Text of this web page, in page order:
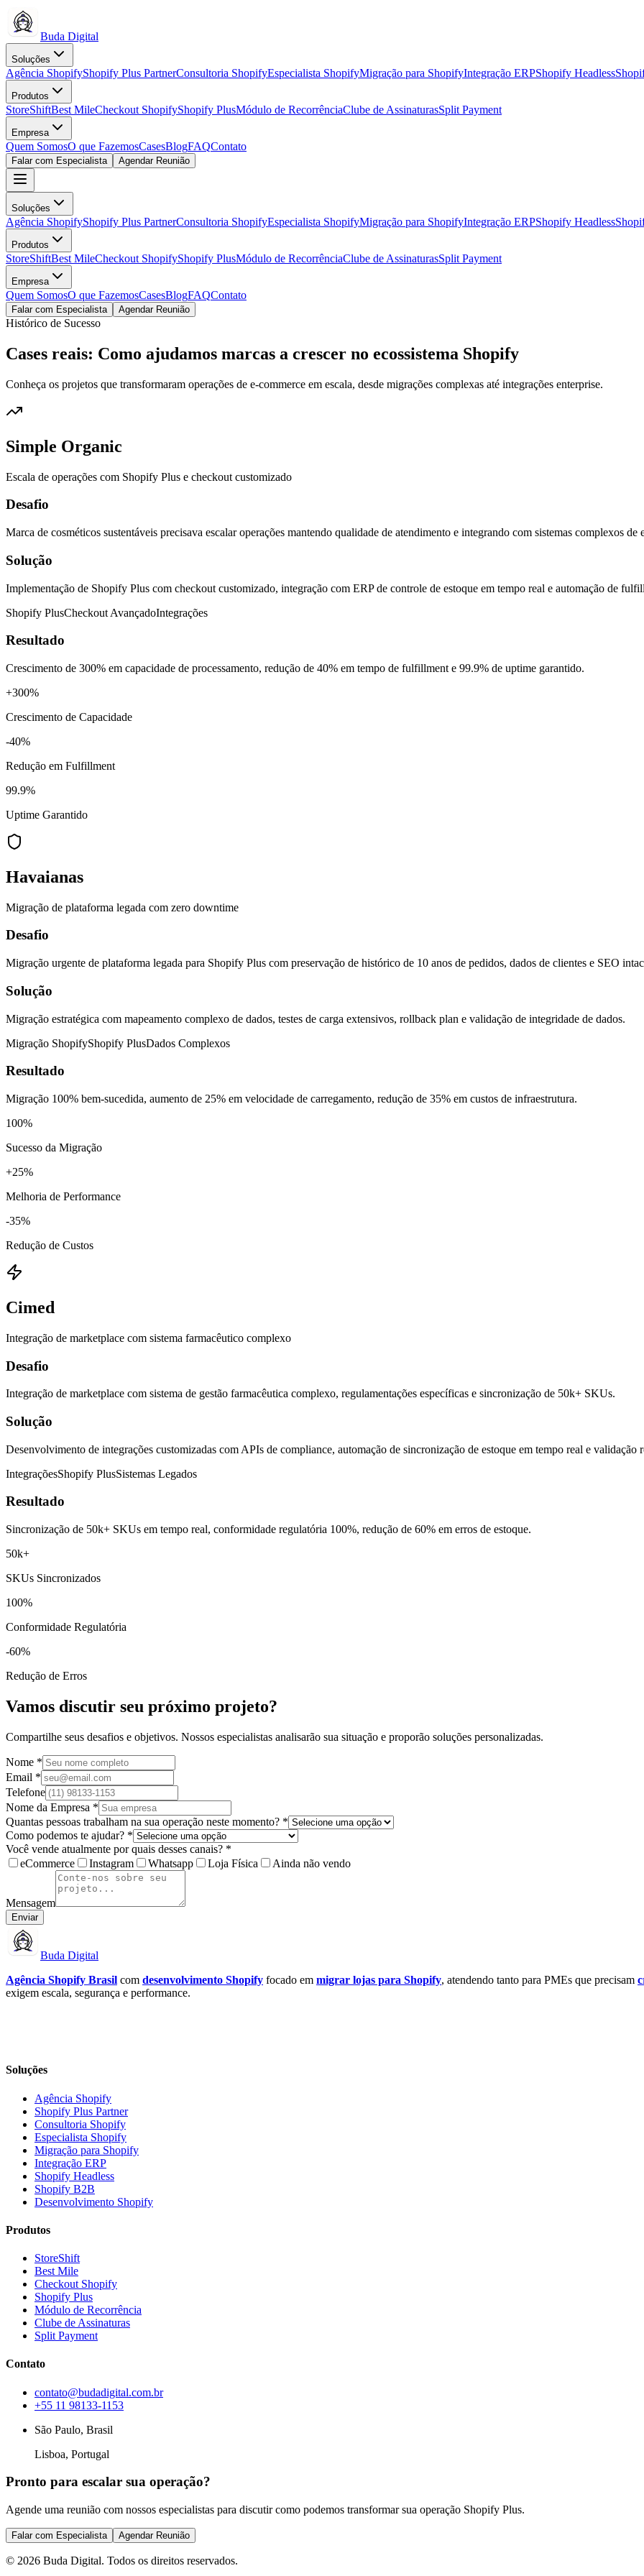
Buda Digital
Soluções
Agência ShopifyShopify Plus PartnerConsultoria ShopifyEspecialista ShopifyMigração para ShopifyIntegração ERPShopify Headless
Produtos
StoreShiftBest MileCheckout ShopifyShopify PlusMódulo de RecorrênciaClube de AssinaturasSplit Payment
Empresa
Quem SomosO que FazemosCasesBlogFAQContato
Falar com Especialista Agendar Reunião
Soluções
Agência ShopifyShopify Plus PartnerConsultoria ShopifyEspecialista ShopifyMigração para ShopifyIntegração ERPShopify Headless
Produtos
StoreShiftBest MileCheckout ShopifyShopify PlusMódulo de RecorrênciaClube de AssinaturasSplit Payment
Empresa
Quem SomosO que FazemosCasesBlogFAQContato
Falar com Especialista Agendar Reunião
Histórico de Sucesso
Cases reais: Como ajudamos marcas a crescer no ecossistema Shopify
Conheça os projetos que transformaram operações de e-commerce em escala, desde migrações complexas até integrações enterprise.
Simple Organic
Escala de operações com Shopify Plus e checkout customizado
Desafio
Marca de cosméticos sustentáveis precisava escalar operações mantendo qualidade de atendimento e integrando com sistemas complexos de
Solução
Implementação de Shopify Plus com checkout customizado, integração com ERP de controle de estoque em tempo real e automação de
Shopify PlusCheckout AvançadoIntegrações
Resultado
Crescimento de 300% em capacidade de processamento, redução de 40% em tempo de fulfillment e 99.9% de uptime garantido.
+300%
Crescimento de Capacidade
-40%
Redução em Fulfillment
99.9%
Uptime Garantido
Havaianas
Migração de plataforma legada com zero downtime
Desafio
Migração urgente de plataforma legada para Shopify Plus com preservação de histórico de 10 anos de pedidos, dados de clientes e SEO
Solução
Migração estratégica com mapeamento complexo de dados, testes de carga extensivos, rollback plan e validação de integridade de dados.
Migração ShopifyShopify PlusDados Complexos
Resultado
Migração 100% bem-sucedida, aumento de 25% em velocidade de carregamento, redução de 35% em custos de infraestrutura.
100%
Sucesso da Migração
+25%
Melhoria de Performance
-35%
Redução de Custos
Cimed
Integração de marketplace com sistema farmacêutico complexo
Desafio
Integração de marketplace com sistema de gestão farmacêutica complexo, regulamentações específicas e sincronização de 50k+ SKUs.
Solução
Desenvolvimento de integrações customizadas com APIs de compliance, automação de sincronização de estoque em tempo real e validação
IntegraçõesShopify PlusSistemas Legados
Resultado
Sincronização de 50k+ SKUs em tempo real, conformidade regulatória 100%, redução de 60% em erros de estoque.
50k+
SKUs Sincronizados
100%
Conformidade Regulatória
-60%
Redução de Erros
Vamos discutir seu próximo projeto?
Compartilhe seus desafios e objetivos. Nossos especialistas analisarão sua situação e proporão soluções personalizadas.
Nome *
Email *
Telefone
Nome da Empresa *
Quantas pessoas trabalham na sua operação neste momento? *
Como podemos te ajudar? *
Você vende atualmente por quais desses canais? *
eCommerce
Instagram Whatsapp Loja Física Ainda não vendo
Mensagem
Enviar
Buda Digital
Agência Shopify Brasil com desenvolvimento Shopify focado em migrar lojas para Shopify, atendendo tanto para PMEs que precisam
exigem escala, segurança e performance.
Soluções
Agência Shopify
Shopify Plus Partner
Consultoria Shopify
Especialista Shopify
Migração para Shopify
Integração ERP
Shopify Headless
Shopify B2B
Desenvolvimento Shopify
Produtos
StoreShift
Best Mile
Checkout Shopify
Shopify Plus
Módulo de Recorrência
Clube de Assinaturas
Split Payment
Contato
contato@budadigital.com.br
+55 11 98133-1153
São Paulo, Brasil
Lisboa, Portugal
Pronto para escalar sua operação?
Agende uma reunião com nossos especialistas para discutir como podemos transformar sua operação Shopify Plus.
Falar com Especialista Agendar Reunião
© 2026 Buda Digital. Todos os direitos reservados.